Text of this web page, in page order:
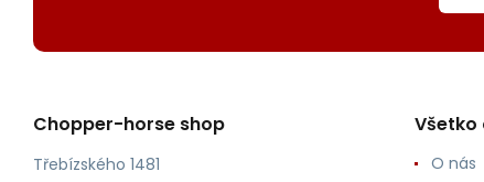
Chopper-horse shop
Třebízského 1481
Všetko
O nás